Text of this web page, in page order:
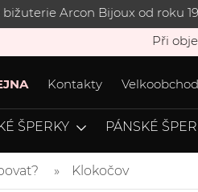
bižuterie Arcon Bijoux od roku
Při
Kontakty Velkoobchod
ŠPERKY PÁNSKÉ
Klokočov